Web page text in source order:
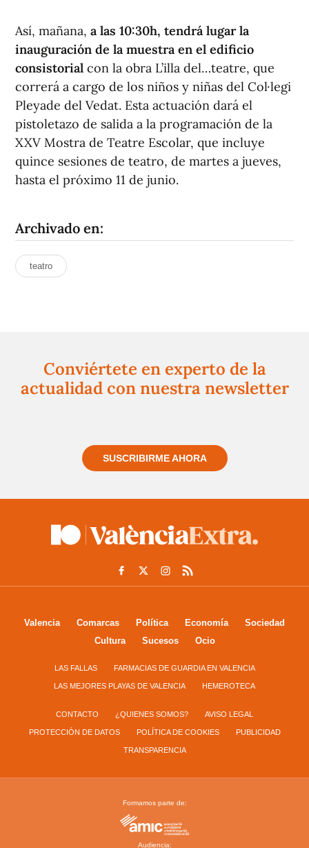
Así, mañana, a las 10:30h, tendrá lugar la
inauguración de la muestra en el edificio
consistorial con la obra L’illa del…teatre, que
correrá a cargo de los niños y niñas del Col·legi
Pleyade del Vedat. Esta actuación dará el
pistoletazo de salida a la programación de la
XXV Mostra de Teatre Escolar, que incluye
quince sesiones de teatro, de martes a jueves,
hasta el próximo 11 de junio.
Archivado en:
teatro
Conviértete en experto de la
actualidad con nuestra newsletter
SUSCRIBIRME AHORA
Valencia Comarcas Política Economía
Sociedad
Cultura
Sucesos Ocio
LAS FALLAS FARMACIAS DE GUARDIA EN VALENCIA
LAS MEJORES PLAYAS DE VALENCIA HEMEROTECA
CONTACTO ¿QUIENES SOMOS? AVISO LEGAL
PROTECCIÓN DE DATOS POLÍTICA DE COOKIES PUBLICIDAD
TRANSPARENCIA
Formamos parte de:
Audiencia: